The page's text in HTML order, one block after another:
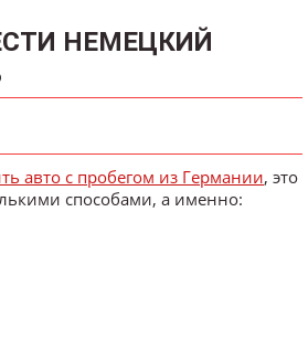
НЕМЕЦКИЙ
авто с пробегом из Германии, это
способами, а именно: